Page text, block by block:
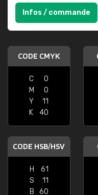
Infos / commande
CODE CMYK
C
0
M
0
Y
11
K
40
CODE HSB/HSV
H
61
S
11
B
60